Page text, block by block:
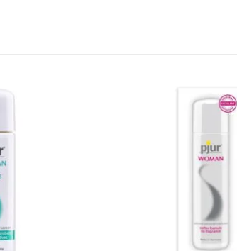
ao cliente Redes Sociais